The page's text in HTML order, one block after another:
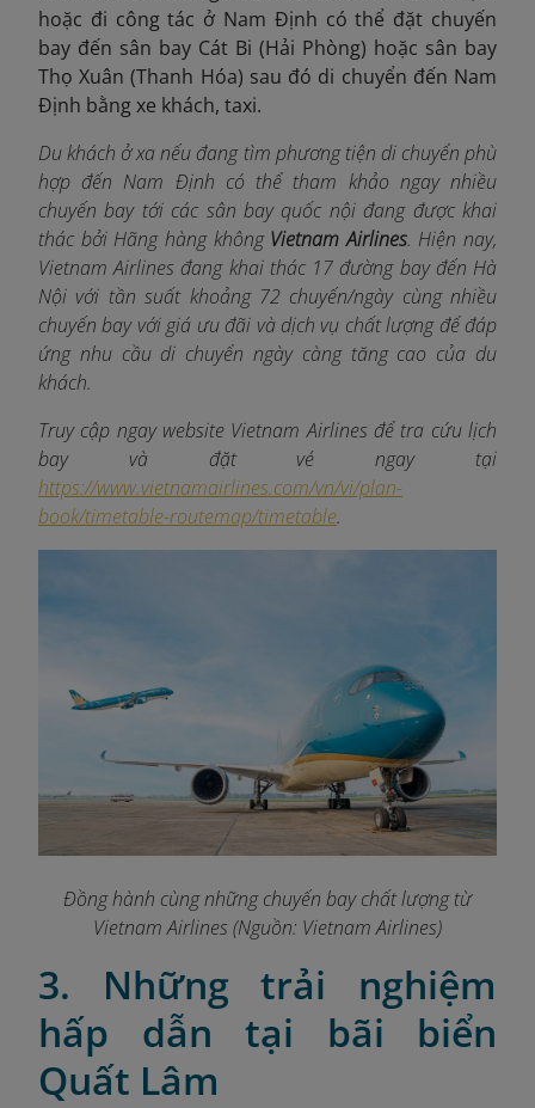
hoặc đi công tác ở Nam Định có thể đặt chuyến
bay đến sân bay Cát Bi (Hải Phòng) hoặc sân bay
Thọ Xuân (Thanh Hóa) sau đó di chuyển đến Nam
Định bằng xe khách, taxi.
Du khách ở xa nếu đang tìm phương tiện di chuyển phù
hợp đến Nam Định có thể tham khảo ngay nhiều
chuyến bay tới các sân bay quốc nội đang được khai
thác bởi Hãng hàng không Vietnam Airlines. Hiện nay,
Vietnam Airlines đang khai thác 17 đường bay đến Hà
Nội với tần suất khoảng 72 chuyến/ngày cùng nhiều
chuyến bay với giá ưu đãi và dịch vụ chất lượng để đáp
ứng nhu cầu di chuyển ngày càng tăng cao của du
khách.
Truy cập ngay website Vietnam Airlines để tra cứu lịch
bay và đặt vé ngay tại
https://www.vietnamairlines.com/vn/vi/plan-
book/timetable-routemap/timetable.
Đồng hành cùng những chuyến bay chất lượng từ
Vietnam Airlines (Nguồn: Vietnam Airlines)
3. Những trải nghiệm
hấp dẫn tại bãi biển
Quất Lâm